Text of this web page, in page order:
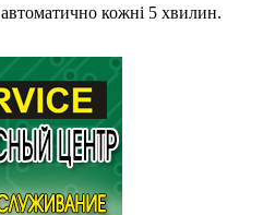
кожні 5 хвилин.